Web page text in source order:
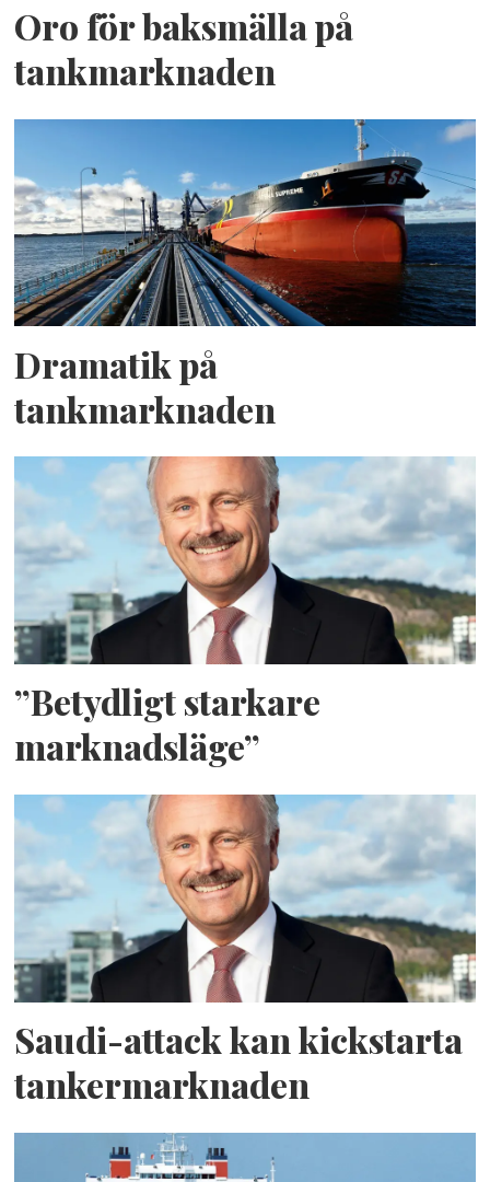
Oro för baksmälla på
tankmarknaden
Dramatik på
tankmarknaden
”Betydligt starkare
marknadsläge”
Saudi-attack kan kickstarta
tankermarknaden